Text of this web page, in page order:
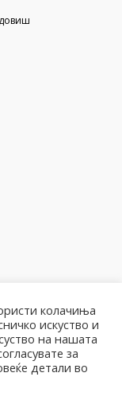
колачиња
искуство и
на нашата
за
детали во